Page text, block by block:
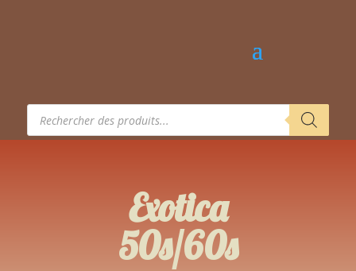
Recherche
produits
Exotica
50s/60s